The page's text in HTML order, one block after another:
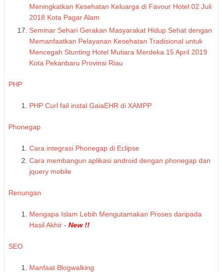
Meningkatkan Kesehatan Keluarga di Favour Hotel 02 Juli
2018 Kota Pagar Alam
Seminar Sehari Gerakan Masyarakat Hidup Sehat dengan
Memanfaatkan Pelayanan Kesehatan Tradisional untuk
Mencegah Stunting Hotel Mutiara Merdeka 15 April 2019
Kota Pekanbaru Provinsi Riau
PHP
PHP Curl fail instal GaiaEHR di XAMPP
Phonegap
Cara integrasi Phonegap di Eclipse
Cara membangun aplikasi android dengan phonegap dan
jquery mobile
Renungan
Mengapa Islam Lebih Mengutamakan Proses daripada
Hasil Akhir - New !!
SEO
Manfaat Blogwalking